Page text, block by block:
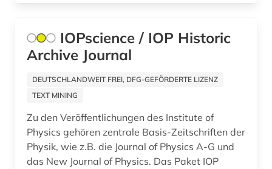
IOPscience / IOP Historic
Archive Journal
DEUTSCHLANDWEIT FREI, DFG-GEFÖRDERTE LIZENZ
TEXT MINING
Zu den Veröffentlichungen des Institute of
Physics gehören zentrale Basis-Zeitschriften der
Physik, wie z.B. die Journal of Physics A-G und
das New Journal of Physics. Das Paket IOP